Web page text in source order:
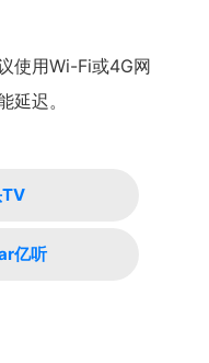
使用Wi-Fi或4G网
延迟。
TV
亿听